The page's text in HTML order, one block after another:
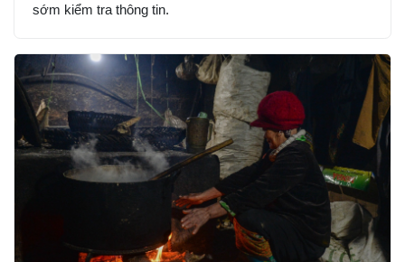
sớm kiểm tra thông tin.